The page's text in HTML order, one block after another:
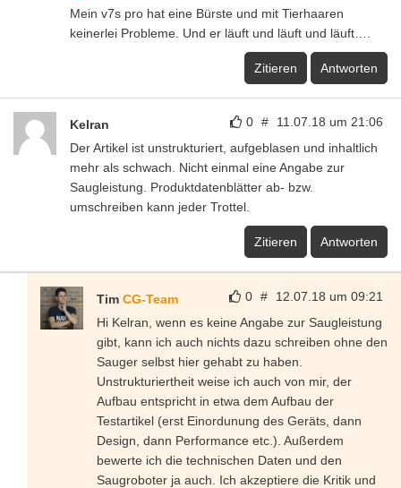
Mein v7s pro hat eine Bürste und mit Tierhaaren
keinerlei Probleme. Und er läuft und läuft und läuft….
Zitieren Antworten
0 # 11.07.18 um 21:06
Kelran
Der Artikel ist unstrukturiert, aufgeblasen und inhaltlich
mehr als schwach. Nicht einmal eine Angabe zur
Saugleistung. Produktdatenblätter ab- bzw.
umschreiben kann jeder Trottel.
Zitieren Antworten
0 # 12.07.18 um 09:21
Tim CG-Team
Hi Kelran, wenn es keine Angabe zur Saugleistung
gibt, kann ich auch nichts dazu schreiben ohne den
Sauger selbst hier gehabt zu haben.
Unstrukturiertheit weise ich auch von mir, der
Aufbau entspricht in etwa dem Aufbau der
Testartikel (erst Einordunung des Geräts, dann
Design, dann Performance etc.). Außerdem
bewerte ich die technischen Daten und den
Saugroboter ja auch. Ich akzeptiere die Kritik und